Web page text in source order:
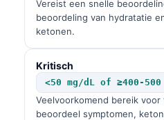
Vereist een snelle
beoordeling van hydratatie
ketonen.
Kritisch
<50 mg/dL of ≥400-500
Veelvoorkomend bereik
beoordeel symptomen,